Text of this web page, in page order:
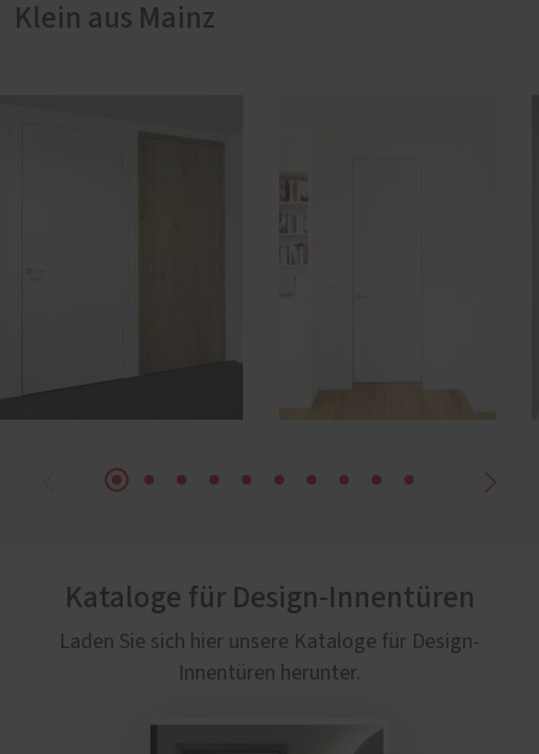
Klein aus Mainz
Kataloge für Design-Innentüren
Laden Sie sich hier unsere Kataloge für Design-
Innentüren herunter.